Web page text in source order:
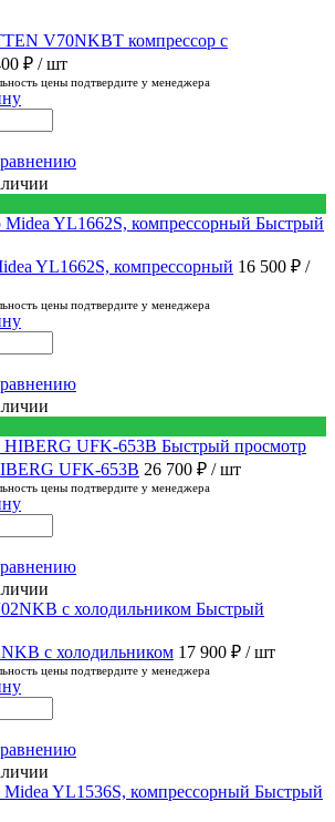
V70NKBT компрессор с
₽ / шт
цены подтвердите у менеджера
Быстрый
YL1662S, компрессорный 16 500 ₽ /
цены подтвердите у менеджера
Быстрый просмотр
UFK-653B 26 700 ₽ / шт
цены подтвердите у менеджера
Быстрый
с холодильником 17 900 ₽ / шт
цены подтвердите у менеджера
Быстрый